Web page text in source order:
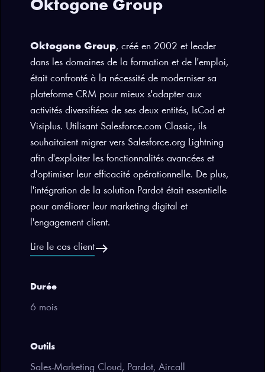
Oktogone Group
Oktogone Group, créé en 2002 et leader
dans les domaines de la formation et de l'emploi,
était confronté à la nécessité de moderniser sa
plateforme CRM pour mieux s'adapter aux
activités diversifiées de ses deux entités, IsCod et
Visiplus. Utilisant Salesforce.com Classic, ils
souhaitaient migrer vers Salesforce.org Lightning
afin d'exploiter les fonctionnalités avancées et
d'optimiser leur efficacité opérationnelle. De plus,
l'intégration de la solution Pardot était essentielle
pour améliorer leur marketing digital et
l'engagement client.
Lire le cas clienteast
Durée
6 mois
Outils
Sales-Marketing Cloud, Pardot, Aircall